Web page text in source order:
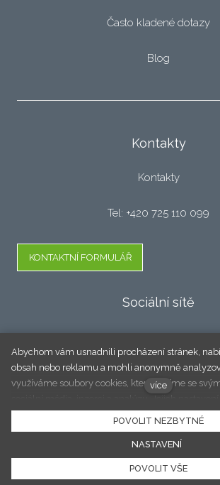
Často kladené dotazy
Blog
Kontakty
Kontakty
Tel: +420 725 110 099
KONTAKTNÍ FORMULÁŘ
Sociální sítě
Facebook
© 2020 Doktor Oken - Servis a prodej
Tento web běží na
Abychom vám usnadnili procházení stránek,
obsah nebo reklamu a mohli anonymně
využíváme soubory cookies, které sdílíme se
"Nastavení cookies" a kdykoliv jej můžete změnit
Podrobnější informace najdete v našich
údajů a používání souborů cookies. Souhlasíte s
více
POVOLIT NEZBYTNÉ
NASTAVENÍ
POVOLIT VŠE